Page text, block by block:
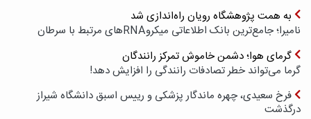
به همت پژوهشگاه رویان راه‌اندازی شد
نامیرا؛ جامع‌ترین بانک اطلاعاتی میکروRNAهای مرتبط با سرطان
گرمای هوا؛ دشمن خاموش تمرکز رانندگان
گرما می‌تواند خطر تصادفات رانندگی را افزایش دهد!
فرخ سعیدی، چهره ماندگار پزشکی و رییس اسبق دانشگاه شیراز
درگذشت